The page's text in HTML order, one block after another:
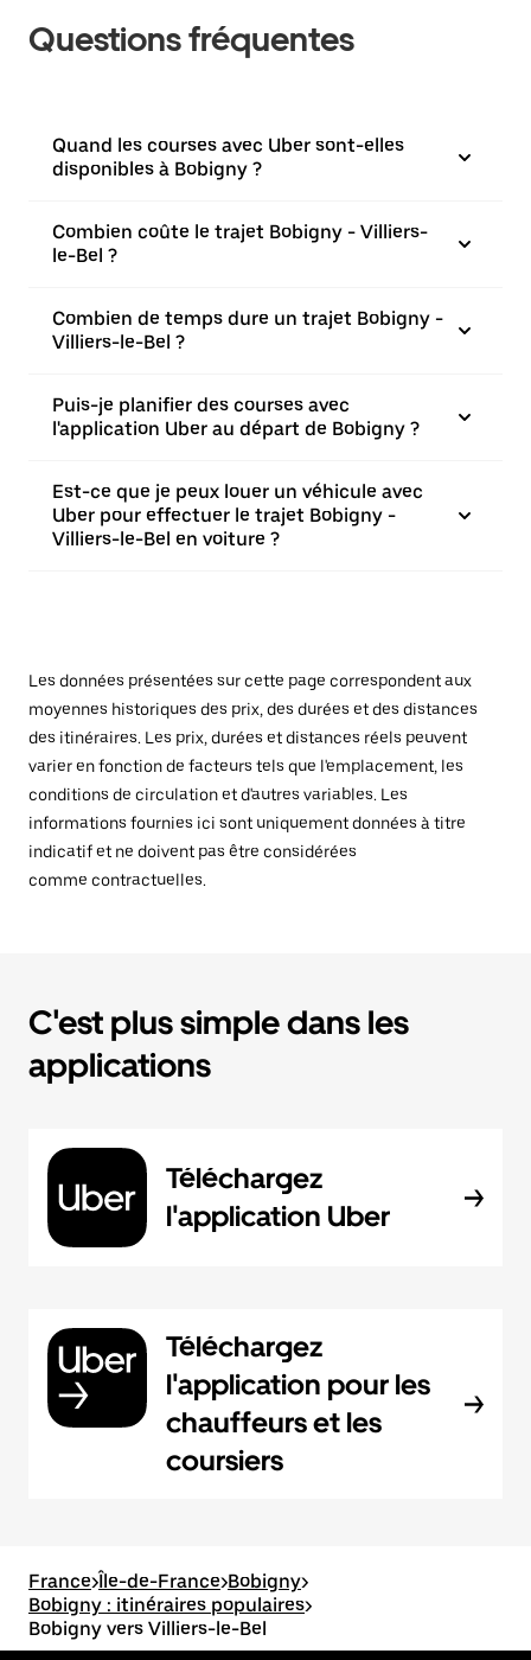
Questions fréquentes
Quand les courses avec Uber sont-elles
disponibles à Bobigny ?
Combien coûte le trajet Bobigny - Villiers-
le-Bel ?
Combien de temps dure un trajet Bobigny -
Villiers-le-Bel ?
Puis-je planifier des courses avec
l'application Uber au départ de Bobigny ?
Est-ce que je peux louer un véhicule avec
Uber pour effectuer le trajet Bobigny -
Villiers-le-Bel en voiture ?
Les données présentées sur cette page correspondent aux
moyennes historiques des prix, des durées et des distances
des itinéraires. Les prix, durées et distances réels peuvent
varier en fonction de facteurs tels que l'emplacement, les
conditions de circulation et d'autres variables. Les
informations fournies ici sont uniquement données à titre
indicatif et ne doivent pas être considérées
comme contractuelles.
C'est plus simple dans les
applications
Téléchargez
l'application Uber
Téléchargez
l'application pour les
chauffeurs et les
coursiers
France>Île-de-France>Bobigny>
Bobigny : itinéraires populaires>
Bobigny vers Villiers-le-Bel